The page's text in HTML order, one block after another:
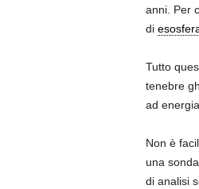
anni. Per
di
Tutto
tenebre
ad
Non è
una
di analisi